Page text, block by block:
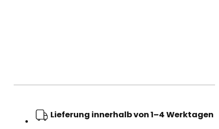
Lieferung innerhalb von 1–4 Werktagen